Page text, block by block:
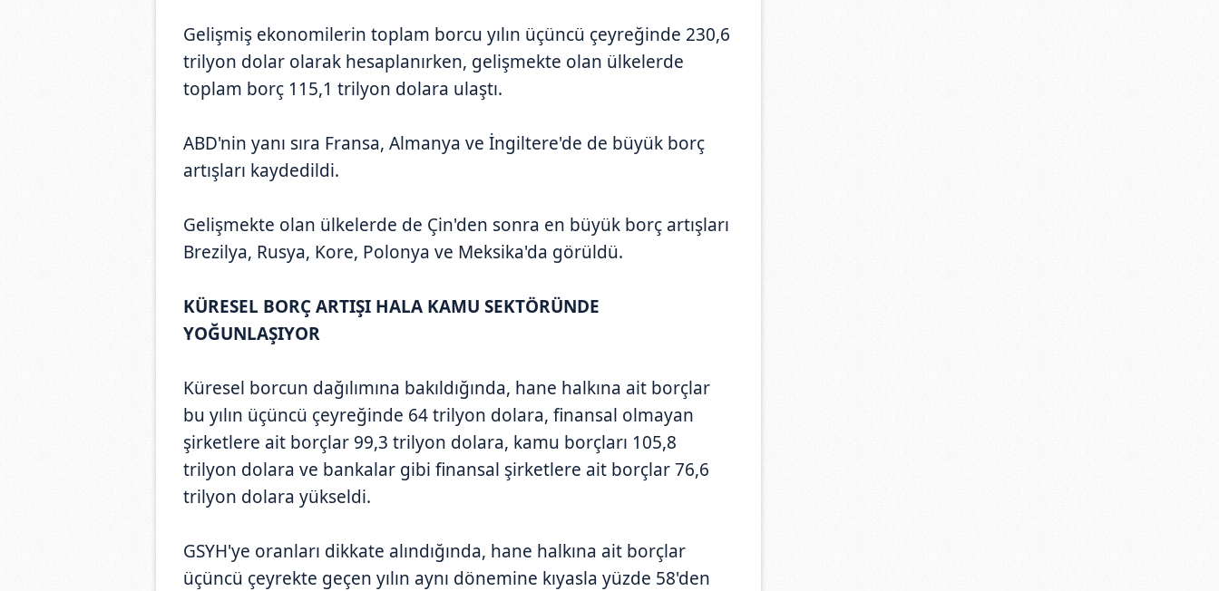
Gelişmiş ekonomilerin toplam borcu yılın üçüncü çeyreğinde 230,6
trilyon dolar olarak hesaplanırken, gelişmekte olan ülkelerde
toplam borç 115,1 trilyon dolara ulaştı.
ABD'nin yanı sıra Fransa, Almanya ve İngiltere'de de büyük borç
artışları kaydedildi.
Gelişmekte olan ülkelerde de Çin'den sonra en büyük borç artışları
Brezilya, Rusya, Kore, Polonya ve Meksika'da görüldü.
KÜRESEL BORÇ ARTIŞI HALA KAMU SEKTÖRÜNDE
YOĞUNLAŞIYOR
Küresel borcun dağılımına bakıldığında, hane halkına ait borçlar
bu yılın üçüncü çeyreğinde 64 trilyon dolara, finansal olmayan
şirketlere ait borçlar 99,3 trilyon dolara, kamu borçları 105,8
trilyon dolara ve bankalar gibi finansal şirketlere ait borçlar 76,6
trilyon dolara yükseldi.
GSYH'ye oranları dikkate alındığında, hane halkına ait borçlar
üçüncü çeyrekte geçen yılın aynı dönemine kıyasla yüzde 58'den